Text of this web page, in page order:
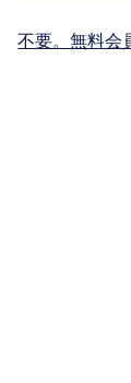
不要。無料会